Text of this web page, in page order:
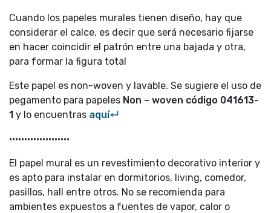
Cuando los papeles murales tienen diseño, hay que
considerar el calce, es decir que será necesario fijarse
en hacer coincidir el patrón entre una bajada y otra,
para formar la figura total
Este papel es non-woven y lavable. Se sugiere el uso de
pegamento para papeles Non – woven código 041613-
1 y lo encuentras aquí↵
••••••••••••••••••••
El papel mural es un revestimiento decorativo interior y
es apto para instalar en dormitorios, living, comedor,
pasillos, hall entre otros. No se recomienda para
ambientes expuestos a fuentes de vapor, calor o